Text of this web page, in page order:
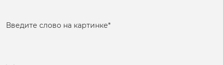
Введите слово на картинке*